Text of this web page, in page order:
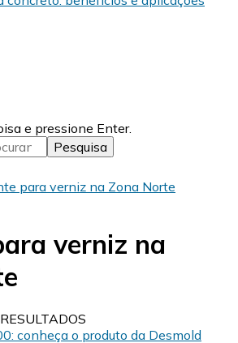
e pressione Enter.
para verniz na Zona Norte
verniz na